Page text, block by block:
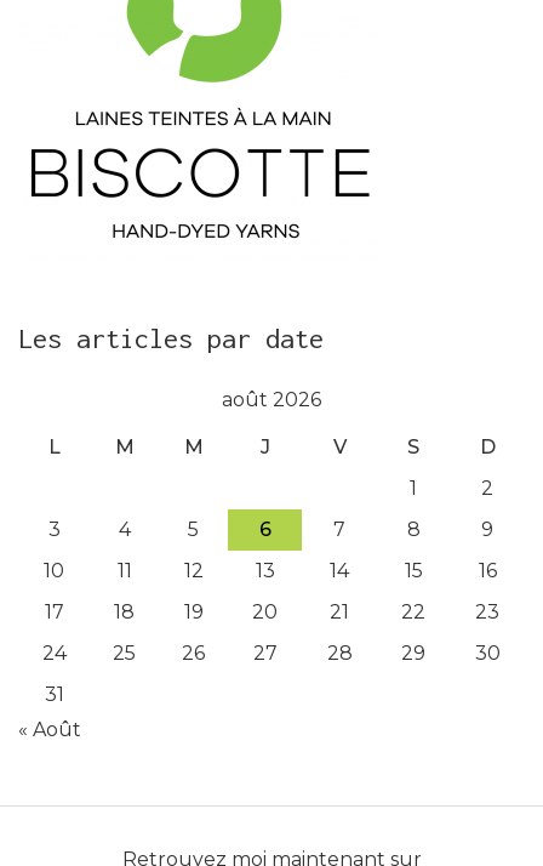
Les articles par date
août 2026
L M M J V S
D
1
2
3
4 5 6 7 8
9
10
11 12 13 14 15
16
17
18 19 20 21 22
23
24
25 26 27 28 29
30
31
« Août
Retrouvez moi maintenant sur